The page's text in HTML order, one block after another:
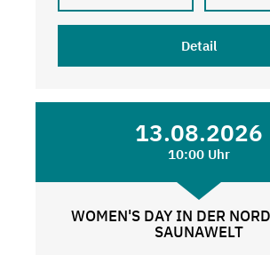
Detail
13.08.2026
10:00 Uhr
WOMEN'S DAY IN DER
SAUNAWELT